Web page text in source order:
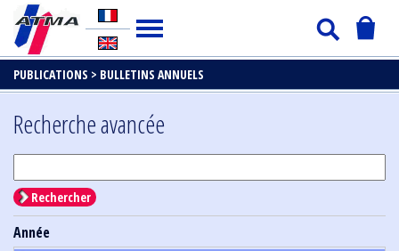
PUBLICATIONS > BULLETINS ANNUELS
Recherche avancée
Rechercher
Année